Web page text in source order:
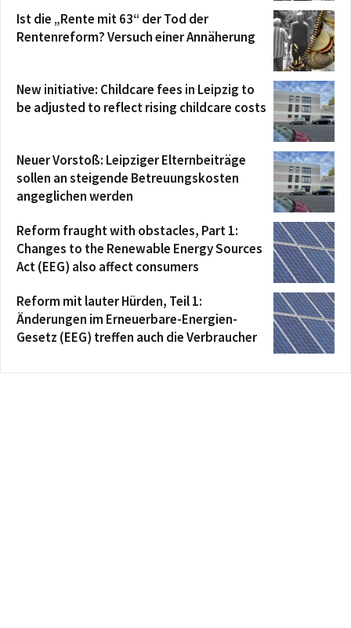
Ist die „Rente mit 63“ der Tod der
Rentenreform? Versuch einer Annäherung
New initiative: Childcare fees in Leipzig to
be adjusted to reflect rising childcare costs
Neuer Vorstoß: Leipziger Elternbeiträge
sollen an steigende Betreuungskosten
angeglichen werden
Reform fraught with obstacles, Part 1:
Changes to the Renewable Energy Sources
Act (EEG) also affect consumers
Reform mit lauter Hürden, Teil 1:
Änderungen im Erneuerbare-Energien-
Gesetz (EEG) treffen auch die Verbraucher